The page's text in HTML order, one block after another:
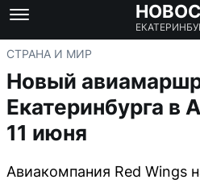
СТРАНА И МИР
Новый
Екатеринбурга в
11 июня
Авиакомпания Red Wings